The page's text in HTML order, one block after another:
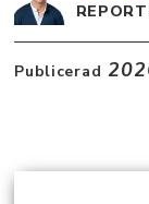
Publicerad